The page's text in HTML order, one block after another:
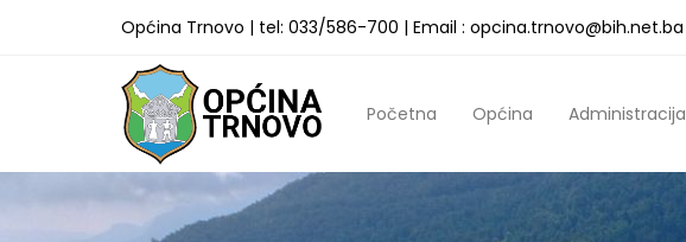
Općina Trnovo | tel: 033/586-700 | Email : opcina.trnovo@bih.net.ba
Početna Općina Administracija